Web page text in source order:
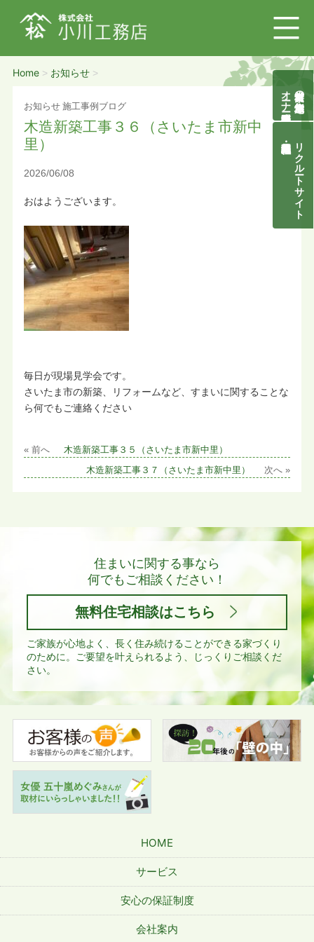
Home> お知らせ>
お知らせ 施工事例ブログ
木造新築工事３６（さいたま市新中
里）
2026/06/08
おはようございます。
毎日が現場見学会です。
さいたま市の新築、リフォームなど、すまいに関することな
ら何でもご連絡ください
« 前へ 木造新築工事３５（さいたま市新中里）
木造新築工事３７（さいたま市新中里） 次へ »
住まいに関する事なら
何でもご相談ください！
無料住宅相談はこちら
ご家族が心地よく、長く住み続けることができる家づくり
のために。
ご要望を叶えられるよう、じっくりご相談くだ
さい。
HOME
サービス
安心の保証制度
会社案内
自然素材の無垢木造住宅
オーナー様募集説明会
リクルートサイト